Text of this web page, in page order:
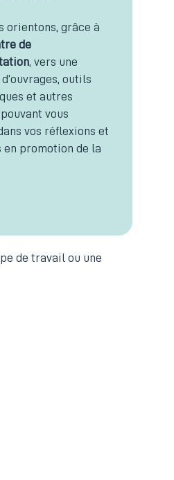
orientons, grâce à
de
, vers une
outils
et autres
vous
vos réflexions et
en promotion de la
de travail ou une